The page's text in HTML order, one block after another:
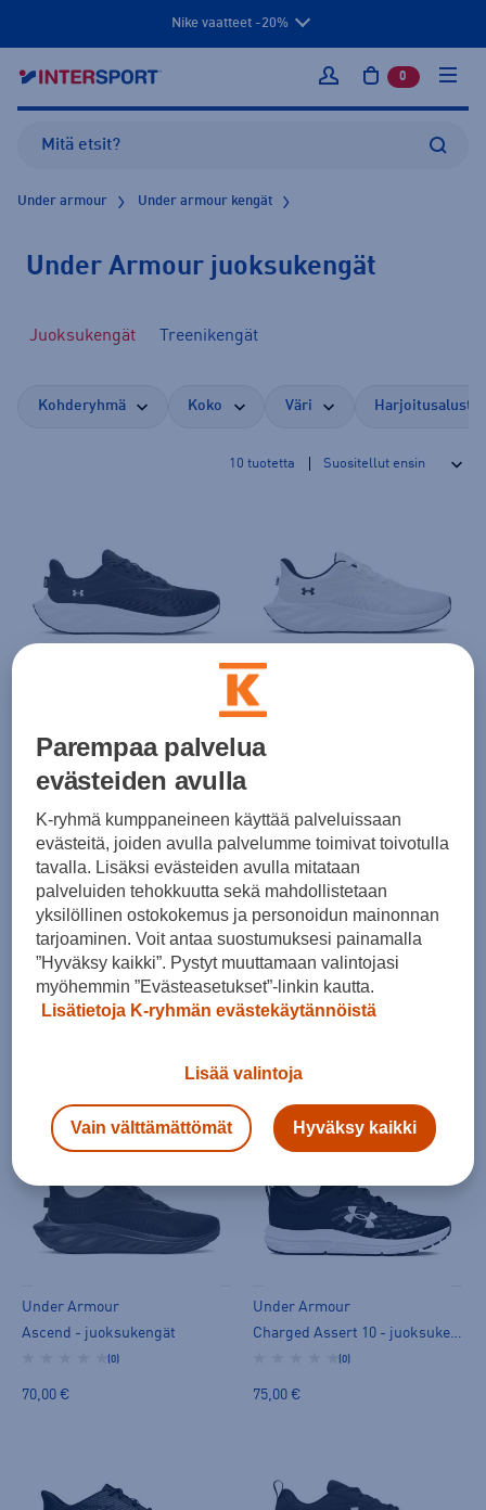
Nike vaatteet -20%
Kirjaudu sisään
0 tuotetta
Under armour Under armour kengät
Under Armour juoksukengät
Juoksukengät Treenikengät
Kohderyhmä Koko Väri Harjoitusalusta
10 tuotetta
70,00 €
Under Armour
Ascend - juoksukengät
Under Armour
W Ascend - juoksukengät
Under Armour
W Ascend - juoksukengät
70,00 €
Under Armour
Ascend - juoksukengät
(0)
70,00 €
Under Armour
(0)
75,00 €
Parempaa palvelua
evästeiden avulla
K-ryhmä kumppaneineen käyttää palveluissaan
evästeitä, joiden avulla palvelumme toimivat toivotulla
tavalla. Lisäksi evästeiden avulla mitataan
palveluiden tehokkuutta sekä mahdollistetaan
yksilöllinen ostokokemus ja personoidun mainonnan
tarjoaminen. Voit antaa suostumuksesi painamalla
”Hyväksy kaikki”. Pystyt muuttamaan valintojasi
myöhemmin ”Evästeasetukset”-linkin kautta.
Lisätietoja K-ryhmän evästekäytännöistä
Lisää valintoja
Vain välttämättömät Hyväksy kaikki